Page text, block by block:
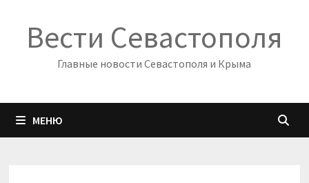
содержимому
Вести Севастополя
Главные новости Севастополя и Крыма
МЕНЮ